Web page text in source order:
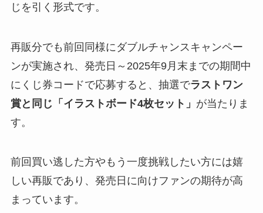
じを引く形式です。
再販分でも前回同様にダブルチャンスキャンペー
ンが実施され、発売日～2025年9月末までの期間中
にくじ券コードで応募すると、抽選でラストワン
賞と同じ「イラストボード4枚セット」 が当たりま
す。
前回買い逃した方やもう一度挑戦したい方には嬉
しい再販であり、発売日に向けファンの期待が高
まっています。